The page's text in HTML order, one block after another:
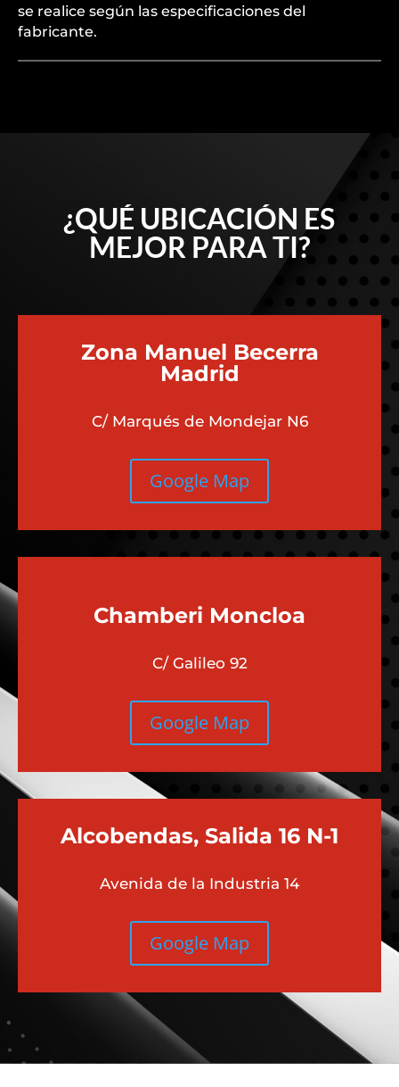
se realice según las especificaciones del
fabricante.
¿QUÉ UBICACIÓN ES
MEJOR PARA TI?
Zona Manuel Becerra
Madrid
C/ Marqués de Mondejar N6
Google Map
Chamberi Moncloa
C/ Galileo 92
Google Map
Alcobendas, Salida 16 N-1
Avenida de la Industria 14
Google Map